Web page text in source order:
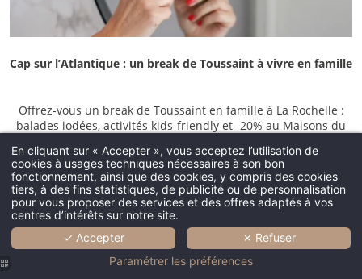
Cap sur l’Atlantique : un break de Toussaint à vivre en famille
Offrez-vous un break de Toussaint en famille à La Rochelle :
balades iodées, activités kids-friendly et -20% au Maisons du
EN SAVOIR PLUS
En cliquant sur « Accepter », vous acceptez l’utilisation de
cookies à usages techniques nécessaires à son bon
fonctionnement, ainsi que des cookies, y compris des cookies
tiers, à des fins statistiques, de publicité ou de personnalisation
pour vous proposer des services et des offres adaptés à vos
centres d’intérêts sur notre site.
✓ Accepter
✗ Refuser
Paramétrer les préférences